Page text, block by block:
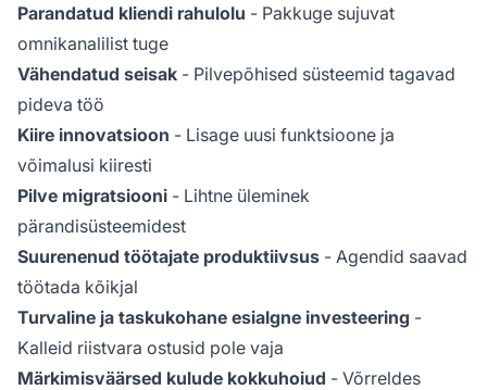
Parandatud kliendi rahulolu - Pakkuge sujuvat
omnikanalilist tuge
Vähendatud seisak - Pilvepõhised süsteemid tagavad
pideva töö
Kiire innovatsioon - Lisage uusi funktsioone ja
võimalusi kiiresti
Pilve migratsiooni - Lihtne üleminek
pärandisüsteemidest
Suurenenud töötajate produktiivsus - Agendid saavad
töötada kõikjal
Turvaline ja taskukohane esialgne investeering -
Kalleid riistvara ostusid pole vaja
Märkimisväärsed kulude kokkuhoiud - Võrreldes